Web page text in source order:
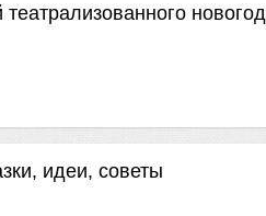
идеи, советы